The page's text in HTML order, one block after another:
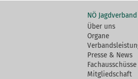
NÖ Jagdverband
Über uns
Organe
Presse & News
Fachausschüsse
Mitgliedschaft